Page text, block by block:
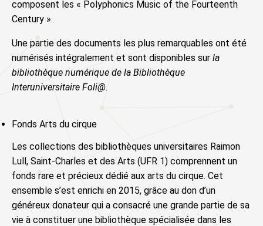
composent les « Polyphonics Music of the Fourteenth
Century ».
Une partie des documents les plus remarquables ont été
numérisés intégralement et sont disponibles sur la
bibliothèque numérique de la Bibliothèque
Interuniversitaire Foli@.
Fonds Arts du cirque
Les collections des bibliothèques universitaires Raimon
Lull, Saint-Charles et des Arts (UFR 1) comprennent un
fonds rare et précieux dédié aux arts du cirque. Cet
ensemble s’est enrichi en 2015, grâce au don d’un
généreux donateur qui a consacré une grande partie de sa
vie à constituer une bibliothèque spécialisée dans les